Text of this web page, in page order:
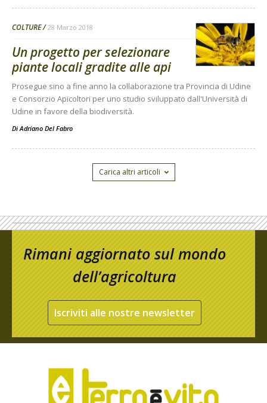
COLTURE 28 Marzo 2018
Un progetto per selezionare
piante locali gradite alle api
Prosegue sino a fine anno la collaborazione tra Provincia di Udine
e Consorzio Apicoltori per uno studio sviluppato dall'Università di
Udine in favore della biodiversità.
DiAdriano Del Fabro
Carica altri articoli
Rimani aggiornato sul mondo
dell’agricoltura
Iscriviti alle nostre newsletter